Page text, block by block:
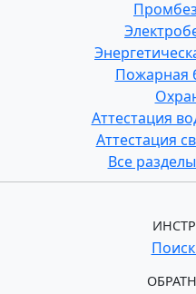
Пожарная
Аттестация
Аттестация
Все